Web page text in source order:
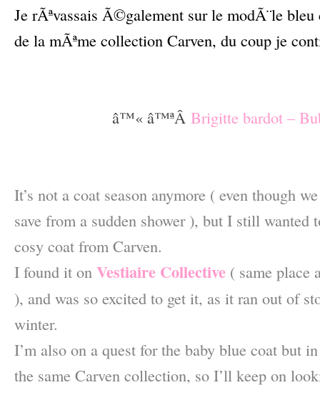
Je rÃªvassais Ã©galement sur le modÃ¨le
de la mÃªme collection Carven, du coup je
â™« â™ªÂ Brigitte bardot –
It’s not a coat season anymore ( even though
save from a sudden shower ), but I still
cosy coat from Carven.
I found it on Vestiaire Collective ( same place
), and was so excited to get it, as it ran out of
winter.
I’m also on a quest for the baby blue coat but
the same Carven collection, so I’ll keep on